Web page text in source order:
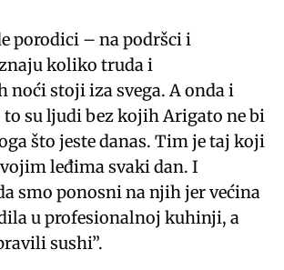
porodici – na podršci i
koliko truda i
noći stoji iza svega. A onda i
su ljudi bez kojih Arigato ne bi
što jeste danas. Tim je taj koji
leđima svaki dan. I
smo ponosni na njih jer većina
u profesionalnoj kuhinji, a
sushi”.